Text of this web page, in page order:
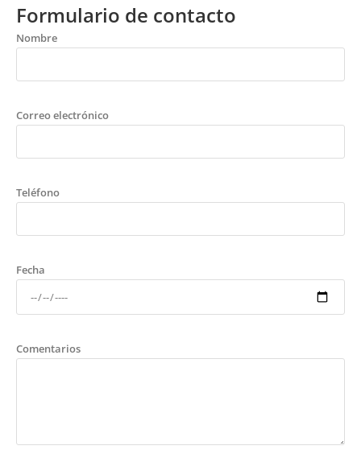
Formulario de contacto
Nombre
Correo electrónico
Teléfono
Fecha
Comentarios